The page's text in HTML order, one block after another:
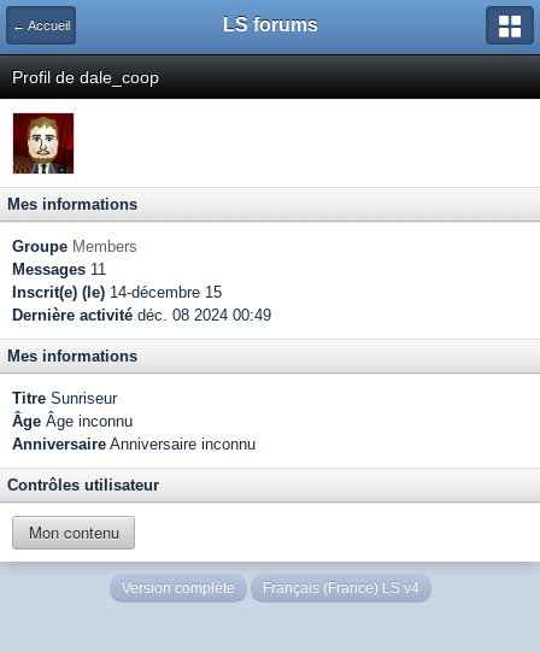
← Accueil LS forums
Profil de dale_coop
Mes informations
Groupe Members
Messages 11
Inscrit(e) (le) 14-décembre 15
Dernière activité déc. 08 2024 00:49
Mes informations
Titre Sunriseur
Âge Âge inconnu
Anniversaire Anniversaire inconnu
Contrôles utilisateur
Mon contenu
Version complète Français (France) LS v4